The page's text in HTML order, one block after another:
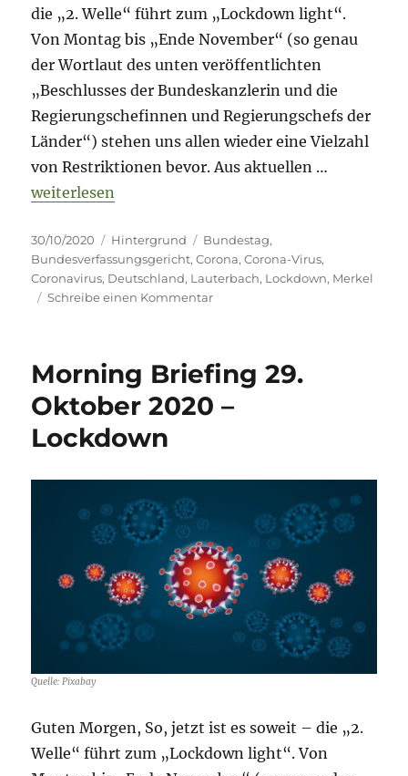
die „2. Welle“ führt zum „Lockdown light“.
Von Montag bis „Ende November“ (so genau
der Wortlaut des unten veröffentlichten
„Beschlusses der Bundeskanzlerin und die
Regierungschefinnen und Regierungschefs der
Länder“) stehen uns allen wieder eine Vielzahl
von Restriktionen bevor. Aus aktuellen …
„Lockdown 2.0“
weiterlesen
Veröffentlicht
am
30/10/2020 Kategorien
Hintergrund Schlagwörter
Bundestag,
Bundesverfassungsgericht,Corona,Corona-Virus,
Coronavirus, Deutschland, Lauterbach, Lockdown, Merkel
Schreibe einen Kommentarzu
Morning Briefing 29.
Oktober 2020 –
Lockdown
Quelle: Pixabay
Guten Morgen, So, jetzt ist es soweit – die „2.
Welle“ führt zum „Lockdown light“. Von